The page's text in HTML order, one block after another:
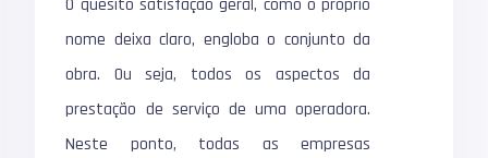
nome deixa claro, engloba o conjunto da
obra. Ou seja, todos os aspectos da
prestação de serviço de uma operadora.
Neste ponto, todas as empresas